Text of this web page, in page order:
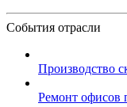
События отрасли
Производство
Ремонт офисов